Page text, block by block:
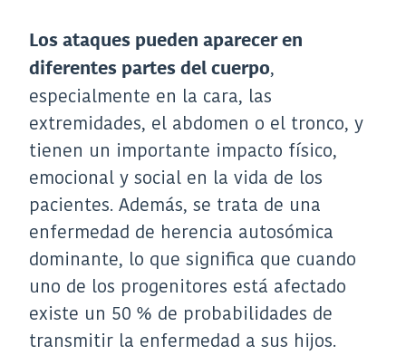
Los ataques pueden aparecer en
diferentes partes del cuerpo,
especialmente en la cara, las
extremidades, el abdomen o el tronco, y
tienen un importante impacto físico,
emocional y social en la vida de los
pacientes. Además, se trata de una
enfermedad de herencia autosómica
dominante, lo que significa que cuando
uno de los progenitores está afectado
existe un 50 % de probabilidades de
transmitir la enfermedad a sus hijos.